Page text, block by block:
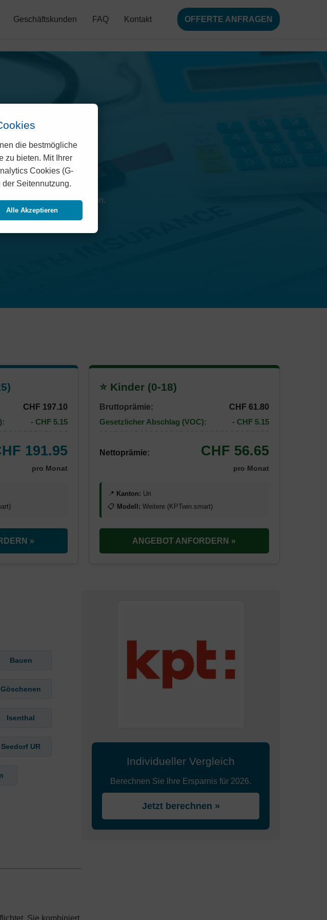
Geschäftskunden FAQ Kontakt OFFERTE ANFRAGEN
(Uri)
für alle Altersgruppen.
CHF 197.10
- CHF 5.15
191.95
pro Monat
»
⭐ Kinder (0-18)
Bruttoprämie:
CHF 61.80
Gesetzlicher Abschlag (VOC):
- CHF 5.15
Nettoprämie: CHF 56.65
pro Monat
📍 Kanton: Uri
📋 Modell: Weitere (KPTwin.smart)
ANGEBOT ANFORDERN »
Bauen
Göschenen
Isenthal
Seedorf UR
Sie kombiniert
Individueller Vergleich
Berechnen Sie Ihre Ersparnis für 2026.
Jetzt berechnen »
die bestmögliche
zu bieten. Mit Ihrer
Cookies (G-
Seitennutzung.
Alle Akzeptieren